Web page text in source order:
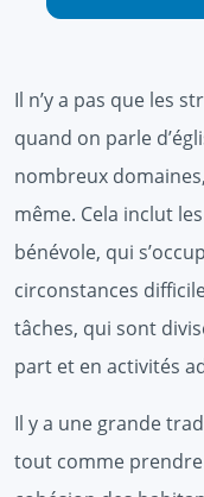
Il n’y a pas que les
quand on parle
nombreux
même. Cela inclut
bénévole, qui
circonstances
tâches, qui sont
part et en activités
Il y a une grande
tout comme